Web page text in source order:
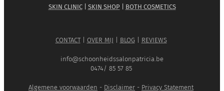
SKIN CLINIC| SKIN SHOP BOTH COSMETICS
CONTACT| OVER MIJ BLOG| REVIEWS
info@schoonheidssalonpatricia.be
0474/ 85 57 85
Algemene voorwaarden - Disclaimer - Privacy Statement